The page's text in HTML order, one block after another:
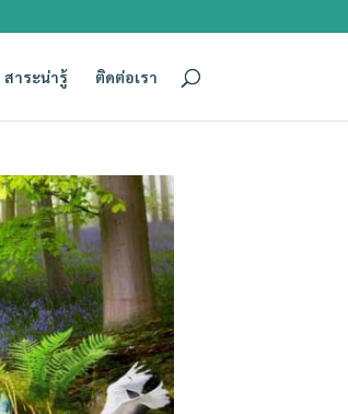
สาระน่ารู้ ติดต่อเรา